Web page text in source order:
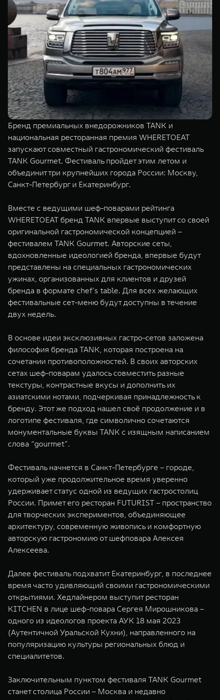
TANK 500
Веди за собой
от 6 499 000 ₽
TANK 700
Сила
от 10 199
WEY 07
Расширяя границы комфорта
от 6 149 000 ₽
WEY 05
от 5 699
WEY 80
Масштаб возможностей
от 6 449 000 ₽
WEY 80
TANK Финансы
Корпоративным клиентам
TANK ФИНАНСЫ
TANK Кредит
TANK Лизинг
TANK Страхование
Сервис
Специальные предложения
Моторные масла
ЦИФРОВЫЕ СЕРВИСЫ TANK
Цифровые сервисы TANK
Подписки
Бренд премиальных внедорожников TANK и
национальная ресторанная премия WHERETOEAT
запускают совместный гастрономический фестиваль
TANK Gourmet. Фестиваль пройдет этим летом и
объединит три крупнейших города России: Москву,
Санкт-Петербург и Екатеринбург.
Вместе с ведущими шеф-поварами рейтинга
WHERETOEAT бренд TANK впервые выступит со своей
оригинальной гастрономической концепцией –
фестивалем TANK Gourmet. Авторские сеты,
вдохновленные идеологией бренда, впервые будут
представлены на специальных гастрономических
ужинах, организованных для клиентов и друзей
бренда в формате chef’s table. Для всех желающих
фестивальные сет-меню будут доступны в течение
двух недель.
В основе идеи эксклюзивных гастро-сетов заложена
философия бренда TANK, которая построена на
сочетании противоположностей. В своих авторских
сетах шеф-поварам удалось совместить разные
текстуры, контрастные вкусы и дополнить их
азиатскими нотами, подчеркивая принадлежность к
бренду. Этот же подход нашел своё продолжение и в
логотипе фестиваля, где символично сочетаются
монументальные буквы TANK с изящным написанием
слова “gourmet”.
Фестиваль начнется в Санкт-Петербурге – городе,
который уже продолжительное время уверенно
удерживает статус одной из ведущих гастростолиц
России. Примет его ресторан FUTURIST – пространство
для творческих экспериментов, объединяющее
архитектуру, современную живопись и комфортную
авторскую гастрономию от шефповара Алексея
Алексеева.
Далее фестиваль подхватит Екатеринбург, в последнее
время часто удивляющий своими гастрономическими
открытиями. Хедлайнером выступит ресторан
KITCHEN в лице шеф-повара Сергея Мирошникова –
одного из идеологов проекта АУК 18 мая 2023
(Аутентичной Уральской Кухни), направленного на
популяризацию культуры региональных блюд и
специалитетов.
Заключительным пунктом фестиваля TANK Gourmet
станет столица России – Москва и недавно